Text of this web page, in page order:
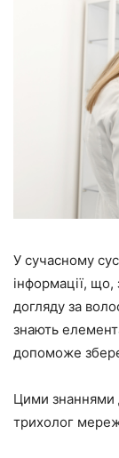
У сучасному
інформації, що,
догляду за
знають
допоможе
Цими знаннями
трихолог